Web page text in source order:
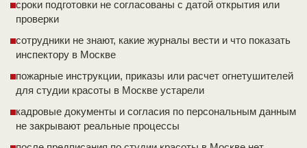
сроки подготовки не согласованы с датой открытия или
проверки
сотрудники не знают, какие журналы вести и что показать
инспектору в Москве
пожарные инструкции, приказы или расчет огнетушителей
для студии красоты в Москве устарели
кадровые документы и согласия по персональным данным
не закрывают реальные процессы